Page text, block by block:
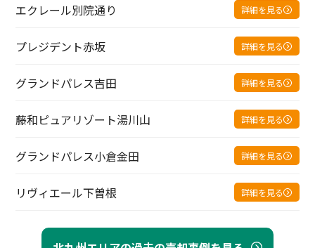
エクレール別院通り 詳細を見る
プレジデント赤坂 詳細を見る
グランドパレス吉田 詳細を見る
藤和ピュアリゾート湯川山 詳細を見る
グランドパレス小倉金田 詳細を見る
リヴィエール下曽根 詳細を見る